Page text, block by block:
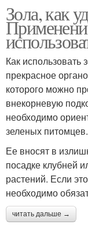
Зола, как
Как использовать
прекрасное
которого можно
внекорневую
необходимо
зеленых питомцев.
Ее вносят в
посадке клубней
растений. Если
необходимо
читать дальше →